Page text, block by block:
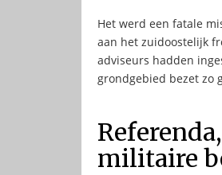
Het werd een fatale
aan het zuidoostelijk
adviseurs hadden
grondgebied bezet zo
militaire